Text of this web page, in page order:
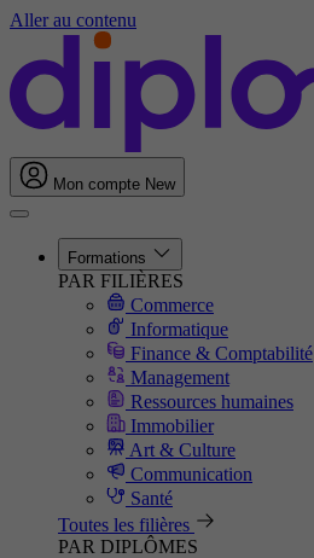
Aller au contenu
Mon compte New
Formations
PAR FILIÈRES
Commerce
Informatique
Finance & Comptabilité
Management
Ressources humaines
Immobilier
Art & Culture
Communication
Santé
Toutes les filières
PAR DIPLÔMES